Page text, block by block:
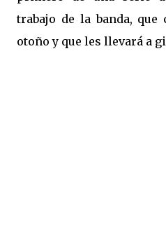
trabajo de la banda,
otoño y que les llevará a